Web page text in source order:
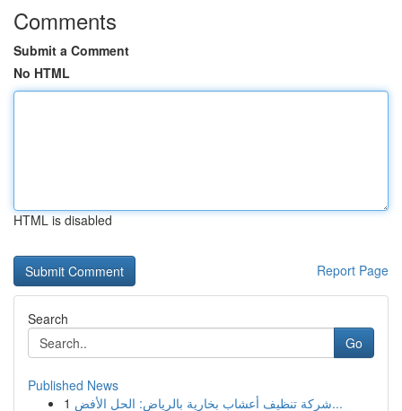
Comments
Submit a Comment
No HTML
HTML is disabled
Report Page
Search
Go
Published News
1
شركة تنظيف أعشاب بخارية بالرياض: الحل الأفض...